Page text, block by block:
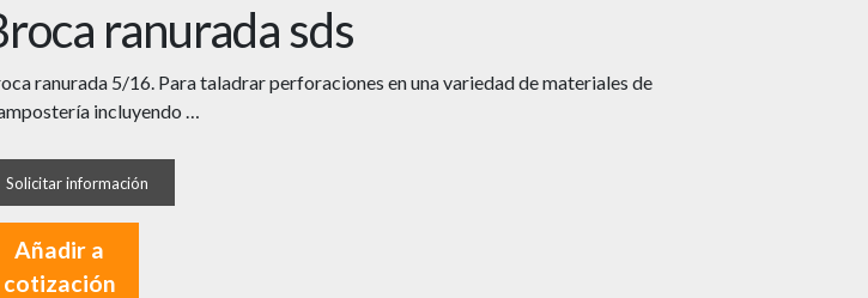
ranurada sds
ranurada 5/16. Para taladrar perforaciones en una variedad de materiales de
incluyendo …
Añadir a
cotización